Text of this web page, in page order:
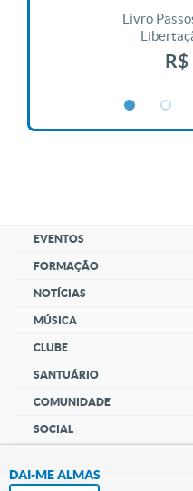
Livro
EVENTOS
FORMAÇÃO
NOTÍCIAS
MÚSICA
CLUBE
SANTUÁRIO
COMUNIDADE
SOCIAL
DAI-ME ALMAS